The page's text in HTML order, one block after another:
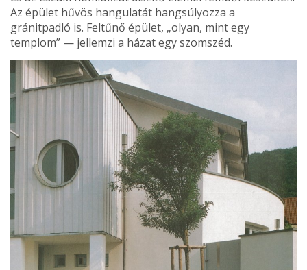
Az épület hűvös hangulatát hangsúlyozza a
gránitpadló is. Feltűnő épület, „olyan, mint egy
templom” — jel­lemzi a házat egy szomszéd.